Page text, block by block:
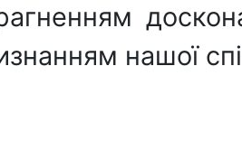
нашої